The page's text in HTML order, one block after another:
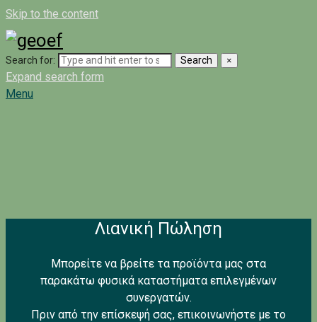
Skip to the content
Search for: Search ×
Expand search form
Menu
Λιανική Πώληση
Μπορείτε να βρείτε τα προϊόντα μας στα
παρακάτω φυσικά καταστήματα επιλεγμένων
συνεργατών.
Πριν από την επίσκεψή σας, επικοινωνήστε με το